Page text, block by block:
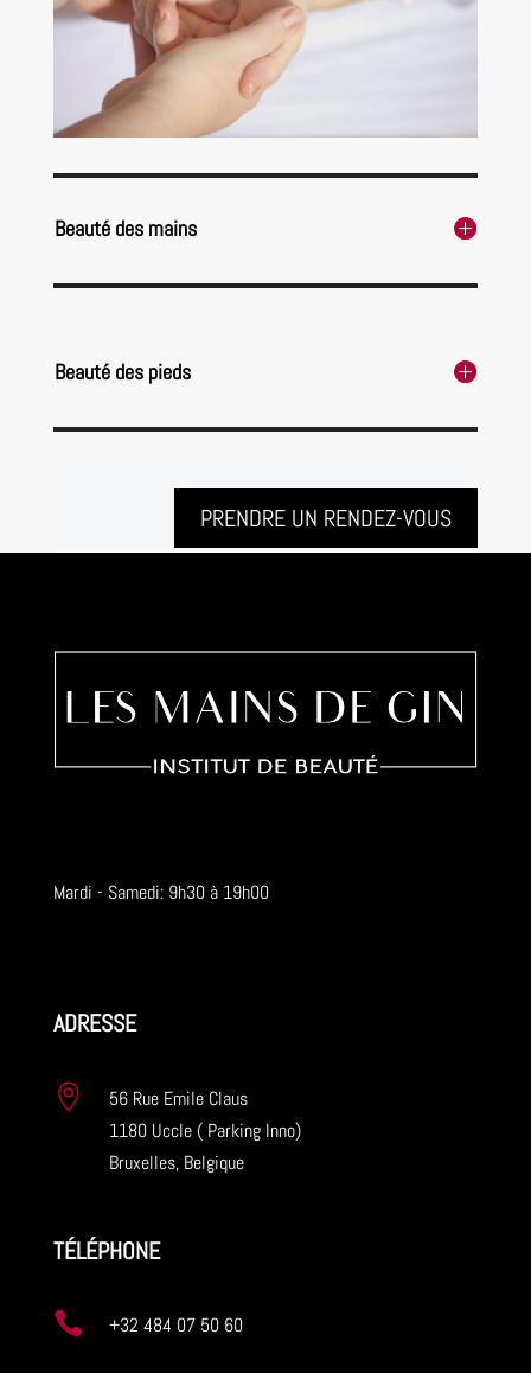
Beauté des mains
Beauté des pieds
PRENDRE UN RENDEZ-VOUS
Mardi - Samedi: 9h30 à 19h00
ADRESSE

56 Rue Emile Claus
1180 Uccle ( Parking Inno)
Bruxelles, Belgique
TÉLÉPHONE
 +32 484 07 50 60